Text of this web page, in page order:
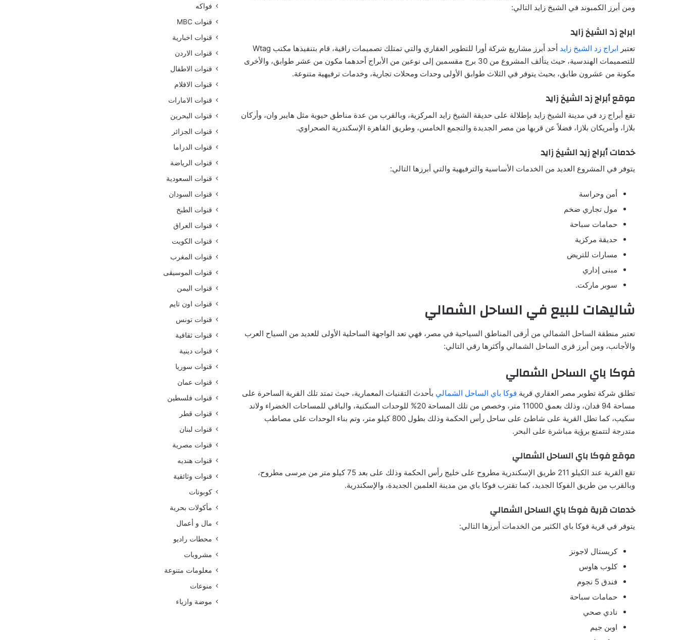
ومن أبرز الكمبوند في الشيخ زايد التالي:
ابراج زد الشيخ زايد
تعتبر ابراج زد الشيخ زايد
أحد أبرز مشاريع شركة أورا للتطوير العقاري والتي تمتلك تصميمات راقية، قام بتنفيذها مكتب Wtag
للتصميمات الهندسية، حيث يتألف المشروع من 30 برج مقسمين إلى نوعين من الأبراج أحدهما مكون من عشر طوابق، والأخرى
مكونة من عشرون طابق، بحيث يتوفر في الثلاث طوابق الأولى وحدات ومحلات تجارية، وخدمات ترفيهية متنوعة.
موقع أبراج زد الشيخ زايد
تقع أبراج زد في مدينة الشيخ زايد بإطلالة على حديقة الشيخ زايد المركزية، وبالقرب من عدة مناطق حيوية مثل هايبر وان، وأركان
بلازا، وأمريكان بلازا، فضلاً عن قربها من مصر الجديدة والتجمع الخامس، وطريق القاهرة الإسكندرية الصحراوي.
خدمات أبراج زيد الشيخ زايد
يتوفر في المشروع العديد من الخدمات الأساسية والترفيهية والتي أبرزها التالي:
أمن وحراسة
مول تجاري ضخم
حمامات سباحة
حديقة مركزية
مسارات للتريض
مبنى إداري
سوبر ماركت.
شاليهات للبيع في الساحل الشمالي
تعتبر منطقة الساحل الشمالي من أرقى المناطق السياحية في مصر، فهي تعد الواجهة الساحلية الأولى للعديد من السياح العرب
والأجانب، ومن أبرز قرى الساحل الشمالي وأكثرها رقي التالي:
فوكا باي الساحل الشمالي
تطلق شركة تطوير مصر العقاري قرية فوكا باي الساحل الشمالي بأحدث التقنيات المعمارية، حيث تمتد تلك القرية الساحرة على
مساحة 94 فدان، وذلك بعمق 11000 متر، وخصص من تلك المساحة 20% للوحدات السكنية، والباقي للمساحات الخضراء ولاند
سكيب، كما تطل القرية على شاطئ على ساحل رأس الحكمة وذلك بطول 800 كيلو متر، وتم بناء الوحدات على مصاطب
متدرجة لتتمتع برؤية مباشرة على البحر.
موقع فوكا باي الساحل الشمالي
تقع القرية عند الكيلو 211 طريق الإسكندرية مطروح على خليج رأس الحكمة وذلك على بعد 75 كيلو متر من مرسى مطروح،
وبالقرب من طريق الفوكا الجديد، كما تقترب فوكا باي من مدينة العلمين الجديدة، والإسكندرية.
خدمات قرية فوكا باي الساحل الشمالي
يتوفر في قرية فوكا باي الكثير من الخدمات أبرزها التالي:
كريستال لاجونز
كلوب هاوس
فندق 5 نجوم
حمامات سباحة
نادي صحي
اوبن جيم
فواكه
قنوات MBC
قنوات اخبارية
قنوات الاردن
قنوات الاطفال
قنوات الافلام
قنوات الامارات
قنوات البحرين
قنوات الجزائر
قنوات الدراما
قنوات الرياضة
قنوات السعودية
قنوات السودان
قنوات الطبخ
قنوات العراق
قنوات الكويت
قنوات المغرب
قنوات الموسيقى
قنوات اليمن
قنوات اون تايم
قنوات تونس
قنوات ثقافية
قنوات دينية
قنوات سوريا
قنوات عمان
قنوات فلسطين
قنوات قطر
قنوات لبنان
قنوات مصرية
قنوات هنديه
قنوات وثائقية
كوبونات
مأكولات بحرية
مال و أعمال
محطات راديو
مشروبات
معلومات متنوعة
منوعات
موضة وازياء